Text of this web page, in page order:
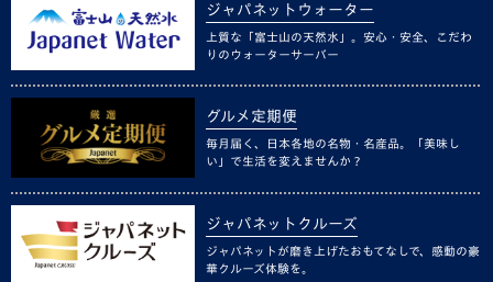
ジャパネットウォーター
上質な「富士山の天然水」。安心・安全、こだわ
りのウォーターサーバー
グルメ定期便
毎月届く、日本各地の名物・名産品。「美味し
い」で生活を変えませんか？
ジャパネットクルーズ
ジャパネットが磨き上げたおもてなしで、感動の豪
華クルーズ体験を。